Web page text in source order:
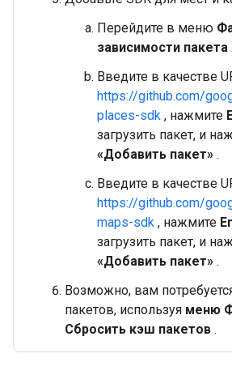
Перейдите в меню
зависимости пакета .
Введите в качестве
https://github.com/
places-sdk , нажмите
загрузить пакет, и
«Добавить пакет» .
Введите в качестве
https://github.com/
maps-sdk , нажмите
загрузить пакет, и
«Добавить пакет» .
Возможно, вам
пакетов, используя меню
Сбросить кэш пакетов .